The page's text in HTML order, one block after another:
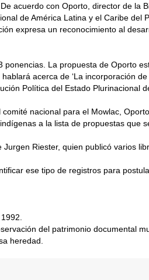
De acuerdo con Oporto, director de la
de América Latina y el Caribe del
expresa un reconocimiento al
ponencias. La propuesta de Oporto
acerca de ‘La incorporación de
Política del Estado Plurinacional
nacional para el Mowlac,
a la lista de propuestas que
Riester, quien publicó varios
ese tipo de registros para
del patrimonio documental
heredad.